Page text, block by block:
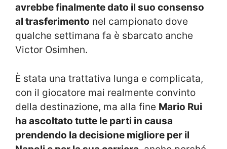
avrebbe finalmente dato il suo consenso
al trasferimento nel campionato dove
qualche settimana fa è sbarcato anche
Victor Osimhen.
È stata una trattativa lunga e complicata,
con il giocatore mai realmente convinto
della destinazione, ma alla fine Mario Rui
ha ascoltato tutte le parti in causa
prendendo la decisione migliore per il